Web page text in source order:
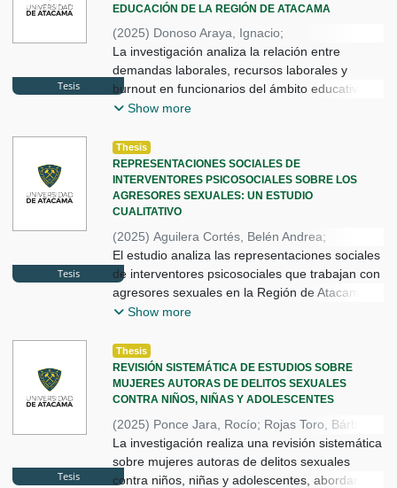
Tesis
EDUCACIÓN DE LA REGIÓN DE ATACAMA
(2025) Donoso Araya, Ignacio;
Hinarejo Aguirre, Marcelo;
Jorquera Gutierrez, Ricardo
La investigación analiza la relación entre
demandas laborales, recursos laborales y
burnout en funcionarios del ámbito educativo de
la Región de Atacama. Basada en el modelo de
Demerouti, evalúa la asociación entre
Show more
Tesis
Thesis
REPRESENTACIONES SOCIALES DE
INTERVENTORES PSICOSOCIALES SOBRE LOS
AGRESORES SEXUALES: UN ESTUDIO
CUALITATIVO
(2025) Aguilera Cortés, Belén Andrea;
Mendoza Pinto, Rocío Belén;
Carvajal Araya, Benjamín Ignacio;
Millones Troncoso, Pablo Andre;
Véliz Vergara, Douglas
El estudio analiza las representaciones sociales
de interventores psicosociales que trabajan con
agresores sexuales en la Región de Atacama.
Mediante entrevistas y análisis temático,
como sujetos heterogéneos, c
Show more
Tesis
Thesis
REVISIÓN SISTEMÁTICA DE ESTUDIOS SOBRE
MUJERES AUTORAS DE DELITOS SEXUALES
CONTRA NIÑOS, NIÑAS Y ADOLESCENTES
(2025) Ponce Jara, Rocío; Rojas Toro, Bárbara
Landabur Ayala, Rodrigo
La investigación realiza una revisión sistemática
sobre mujeres autoras de delitos sexuales
contra niños, niñas y adolescentes, abordando